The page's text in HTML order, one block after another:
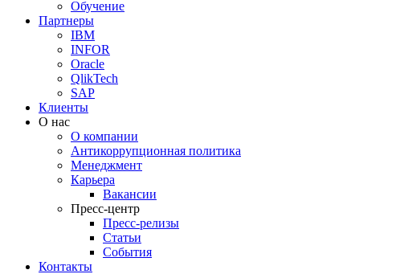
Обучение
Партнеры
IBM
INFOR
Oracle
QlikTech
SAP
Клиенты
О нас
О компании
Антикоррупционная политика
Менеджмент
Карьера
Вакансии
Пресс-центр
Пресс-релизы
Статьи
События
Контакты